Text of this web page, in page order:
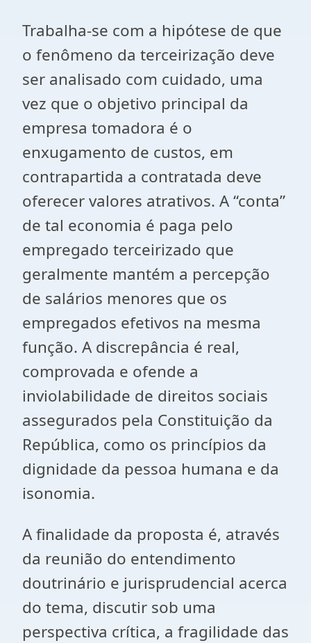
Trabalha-se com a hipótese de que
o fenômeno da terceirização deve
ser analisado com cuidado, uma
vez que o objetivo principal da
empresa tomadora é o
enxugamento de custos, em
contrapartida a contratada deve
oferecer valores atrativos. A “conta”
de tal economia é paga pelo
empregado terceirizado que
geralmente mantém a percepção
de salários menores que os
empregados efetivos na mesma
função. A discrepância é real,
comprovada e ofende a
inviolabilidade de direitos sociais
assegurados pela Constituição da
República, como os princípios da
dignidade da pessoa humana e da
isonomia.
A finalidade da proposta é, através
da reunião do entendimento
doutrinário e jurisprudencial acerca
do tema, discutir sob uma
perspectiva crítica, a fragilidade das